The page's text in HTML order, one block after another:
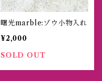
曙光marble:ゾウ小物入れ
¥2,000
SOLD OUT